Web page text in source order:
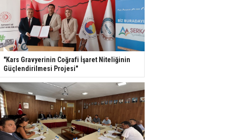
"Kars Gravyerinin Coğrafi İşaret Niteliğinin
Güçlendirilmesi Projesi"